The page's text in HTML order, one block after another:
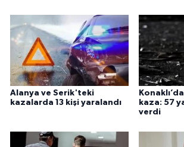
Alanya ve Serik'teki
kazalarda 13 kişi yaralandı
kaza: 57
verdi